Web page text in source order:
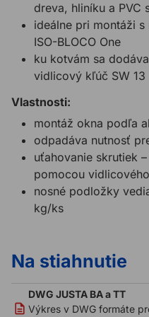
dreva, hliníku a PVC
ideálne pri montáži
ISO-BLOCO One
ku kotvám sa
vidlicový kľúč SW 13
Vlastnosti:
montáž okna podľa
odpadáva nutnosť
uťahovanie skrutiek
pomocou
nosné podložky
kg/ks
Na stiahnutie
DWG JUSTA BA a TT
Výkres v DWG formáte